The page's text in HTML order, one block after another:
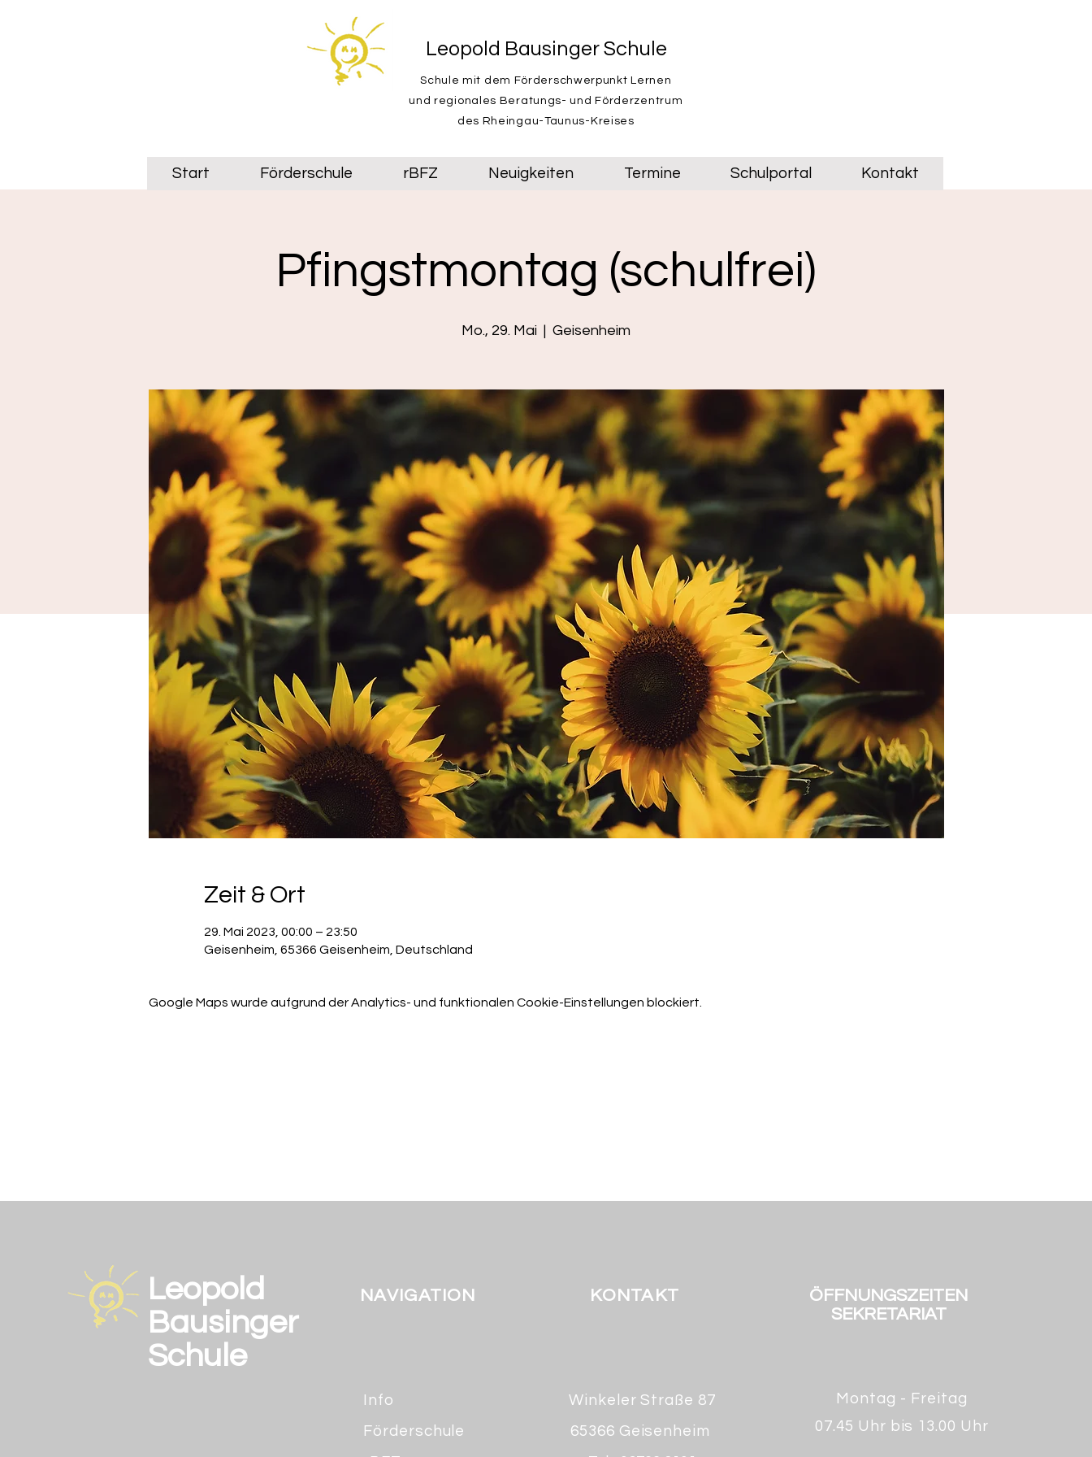
Leopold Bausinger Schule
Schule mit dem Förderschwerpunkt Lernen
und regionales Beratungs- und Förderzentrum
des Rheingau-Taunus-Kreises
Start Förderschule rBFZ Neuigkeiten Termine Schulportal Kontakt
Pfingstmontag (schulfrei)
Mo., 29. Mai
  |
Geisenheim
Zeit & Ort
29. Mai 2023, 00:00 – 23:50
Geisenheim, 65366 Geisenheim, Deutschland
Google Maps wurde aufgrund der Analytics- und funktionalen Cookie-Einstellungen blockiert.
NAVIGATION KONTAKT
ÖFFNUNGSZEITEN
SEKRETARIAT
Info
Förderschule
Winkeler Straße 87
65366 Geisenheim
Montag - Freitag
07.45 Uhr bis 13.00 Uhr
Leopold
Bausinger
Schule